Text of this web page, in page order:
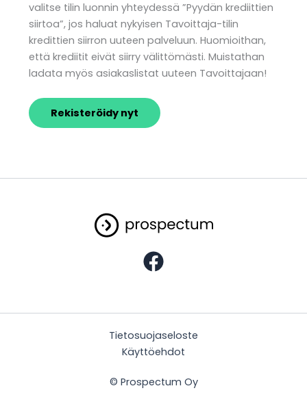
valitse tilin luonnin yhteydessä ”Pyydän krediittien
siirtoa”, jos haluat nykyisen Tavoittaja-tilin
kredittien siirron uuteen palveluun. Huomioithan,
että krediitit eivät siirry välittömästi. Muistathan
ladata myös asiakaslistat uuteen Tavoittajaan!
Rekisteröidy nyt
Tietosuojaseloste
Käyttöehdot
© Prospectum Oy